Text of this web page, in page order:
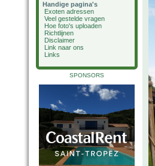
Handige pagina's
Exoten adressen
Veel gestelde vragen
Hoe foto's uploaden
Richtlijnen
Disclaimer
Link naar ons
Links
SPONSORS